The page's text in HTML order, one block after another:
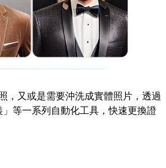
，又或是需要沖洗成實體照片，透過
」等一系列自動化工具，快速更換證